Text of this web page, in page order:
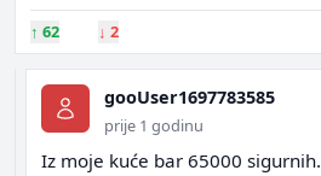
↑ 62 ↓ 2
gooUser1697783585
prije 1 godinu
Iz moje kuće bar 65000 sigurnih.